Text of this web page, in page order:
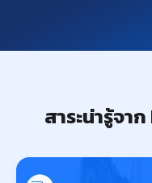
สาระน่ารู้จา